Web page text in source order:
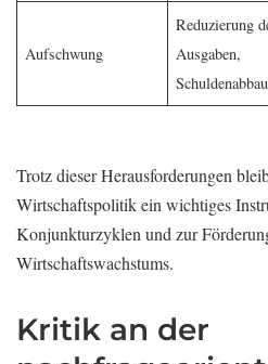
Aufschwung
Reduzierung
Ausgaben,
Schuldenabbau
Trotz dieser Herausforderungen
Wirtschaftspolitik ein wichtiges
Konjunkturzyklen und zur
Wirtschaftswachstums.
Kritik an der